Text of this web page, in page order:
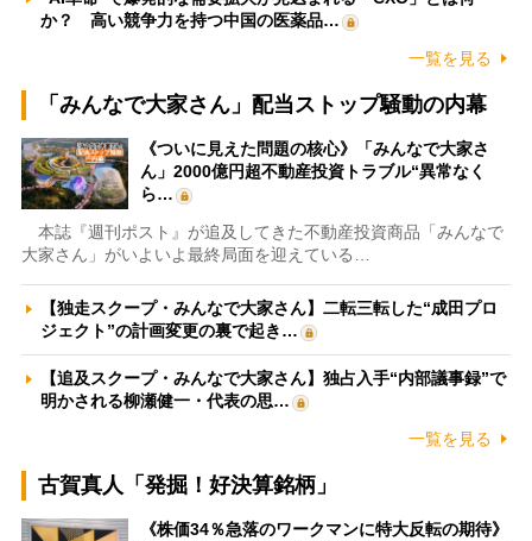
か？ 高い競争力を持つ中国の医薬品…
一覧を見る
「みんなで大家さん」配当ストップ騒動の内幕
《ついに見えた問題の核心》「みんなで大家さ
ん」2000億円超不動産投資トラブル“異常なく
ら…
本誌『週刊ポスト』が追及してきた不動産投資商品「みんなで
大家さん」がいよいよ最終局面を迎えている…
【独走スクープ・みんなで大家さん】二転三転した“成田プロ
ジェクト”の計画変更の裏で起き…
【追及スクープ・みんなで大家さん】独占入手“内部議事録”で
明かされる柳瀬健一・代表の思…
一覧を見る
古賀真人「発掘！好決算銘柄」
《株価34％急落のワークマンに特大反転の期待》